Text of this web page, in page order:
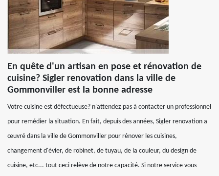
En quête d'un artisan en pose et rénovation de
cuisine? Sigler renovation dans la ville de
Gommonviller est la bonne adresse
Votre cuisine est défectueuse? n'attendez pas à contacter un professionnel
pour remédier la situation. En fait, depuis des années, Sigler renovation a
œuvré dans la ville de Gommonviller pour rénover les cuisines,
changement d'évier, de robinet, de tuyau, de la couleur, du design de
cuisine, etc... tout ceci relève de notre capacité. Si notre service vous